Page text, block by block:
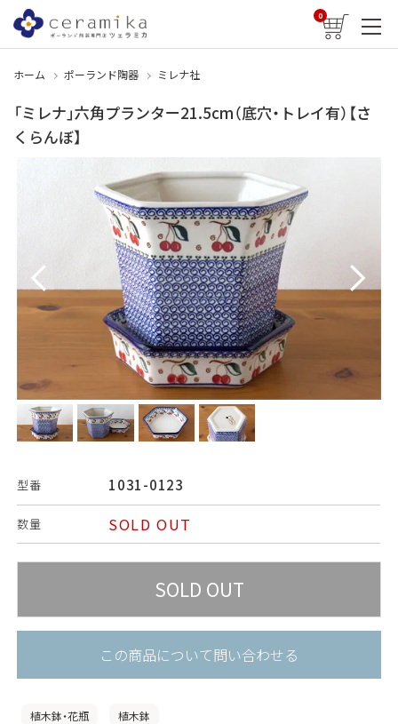
0
ホーム ポーランド陶器 ミレナ社
「ミレナ」六角プランター21.5cm（底穴・トレイ有）【さ
くらんぼ】
型番 1031-0123
数量 SOLD OUT
この商品について問い合わせる
植木鉢・花瓶 植木鉢